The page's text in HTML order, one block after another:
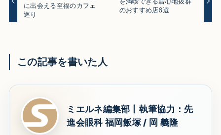
に出会える至福のカフェ
巡り
のおすすめ店6選
この記事を書いた人
ミエルネ編集部丨執筆協力：先
進会眼科 福岡飯塚 / 岡 義隆